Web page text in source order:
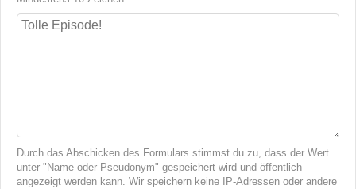
Durch das Abschicken des Formulars stimmst du zu, dass der Wert
unter "Name oder Pseudonym" gespeichert wird und öffentlich
angezeigt werden kann. Wir speichern keine IP-Adressen oder andere